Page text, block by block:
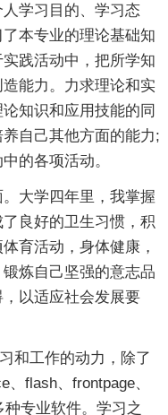
学习目的、学习态
本专业的理论基础知
践活动中，把所学知
能力。力求理论和实
知识和应用技能的同
自己其他方面的能力;
的各项活动。
大学四年里，我掌握
良好的卫生习惯，积
育活动，身体健康，
炼自己坚强的意志品
以适应社会发展要
和工作的动力，除了
flash、frontpage、
专业软件。学习之